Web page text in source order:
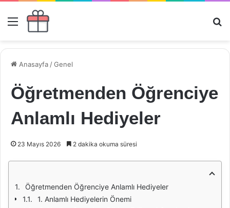
Menü
Anasayfa /Genel
Öğretmenden Öğrenciye
Anlamlı Hediyeler
23 Mayıs 2026 2 dakika okuma süresi
Öğretmenden Öğrenciye Anlamlı Hediyeler
1. Anlamlı Hediyelerin Önemi